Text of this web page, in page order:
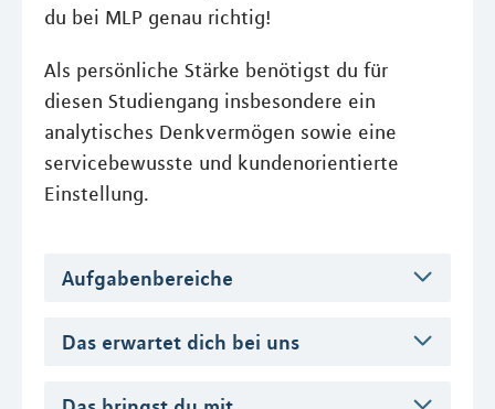
du bei MLP genau richtig!
Als persönliche Stärke benötigst du für
diesen Studiengang insbesondere ein
analytisches Denkvermögen sowie eine
servicebewusste und kundenorientierte
Einstellung.
Aufgabenbereiche
Das erwartet dich bei uns